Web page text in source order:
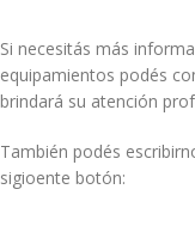
Si necesitás más
equipamientos podés
brindará su atención
También podés
sigioente botón: